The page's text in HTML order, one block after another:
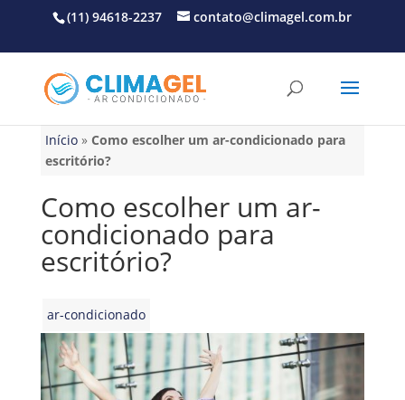
(11) 94618-2237 contato@climagel.com.br
Início» Como escolher um ar-condicionado para
escritório?
Como escolher um ar-
condicionado para
escritório?
ar-condicionado